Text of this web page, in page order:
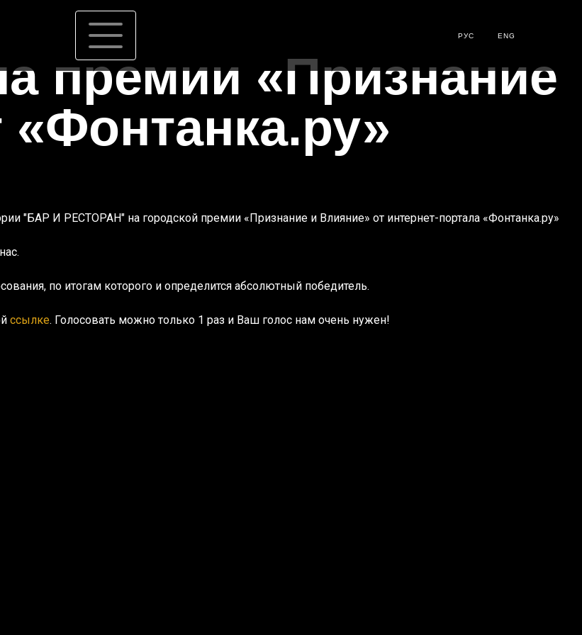
РУС ENG
премии «Признание
"БАР И РЕСТОРАН" на городской премии «Признание и Влияние» от интернет-портала «Фонтанка.ру»
по итогам которого и определится абсолютный победитель.
ссылке. Голосовать можно только 1 раз и Ваш голос нам очень нужен!